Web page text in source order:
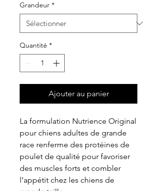
Grandeur *
Quantité *
Ajouter au panier
La formulation Nutrience Original
pour chiens adultes de grande
race renferme des protéines de
poulet de qualité pour favoriser
des muscles forts et combler
l’appétit chez les chiens de